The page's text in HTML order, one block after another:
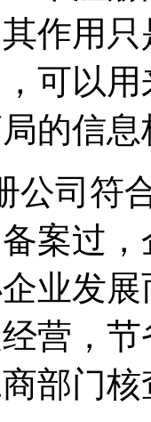
作用
可以
的信
公司符
案过
业发
营，
部门